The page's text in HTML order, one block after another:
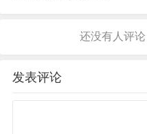
发表评论